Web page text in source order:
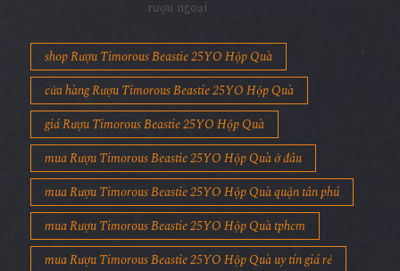
rượu ngoại
shop Rượu Timorous Beastie 25YO Hộp Quà
cửa hàng Rượu Timorous Beastie 25YO Hộp Quà
giá Rượu Timorous Beastie 25YO Hộp Quà
mua Rượu Timorous Beastie 25YO Hộp Quà ở đâu
mua Rượu Timorous Beastie 25YO Hộp Quà quận tân phú
mua Rượu Timorous Beastie 25YO Hộp Quà tphcm
mua Rượu Timorous Beastie 25YO Hộp Quà uy tín giá rẻ